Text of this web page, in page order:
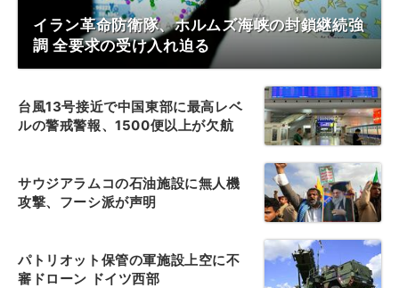
イラン革命防衛隊、ホルムズ海峡の封鎖継続強
調 全要求の受け入れ迫る
台風13号接近で中国東部に最高レベ
ルの警戒警報、1500便以上が欠航
サウジアラムコの石油施設に無人機
攻撃、フーシ派が声明
パトリオット保管の軍施設上空に不
審ドローン ドイツ西部